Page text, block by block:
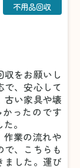
不用品回収
収をお願いし
で、安心して
古い家具や壊
ったのです
。
作業の流れや
で、こちらも
ました。運び